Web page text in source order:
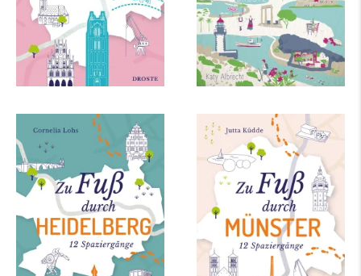
Cornelia Lohs
Zu Fuß durch
Heidelberg
mehr Infos …
Jutta Küdde
Zu Fuß durch
Münster
mehr Infos …